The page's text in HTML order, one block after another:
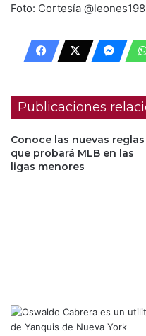
Foto: Cortesía
Publicaciones
Conoce las nuevas reglas
que probará MLB en las
ligas menores